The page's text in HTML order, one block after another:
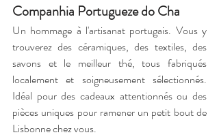
Companhia Portugueze do Cha
Un hommage à l'artisanat portugais. Vous y
trouverez des céramiques, des textiles, des
savons et le meilleur thé, tous fabriqués
localement et soigneusement sélectionnés.
Idéal pour des cadeaux attentionnés ou des
pièces uniques pour ramener un petit bout de
Lisbonne chez vous.